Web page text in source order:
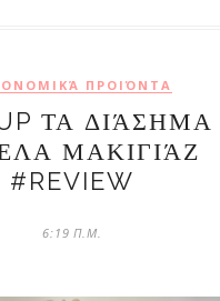
ΠΡΟΙΌΝΤΑ
ΤΑ ΔΙΆΣΗΜΑ
ΜΑΚΙΓΙΆΖ
#REVIEW
6:19 Π.Μ.